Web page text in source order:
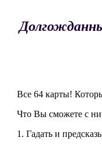
Все 64 карты!
Что Вы сможете с
1. Гадать и